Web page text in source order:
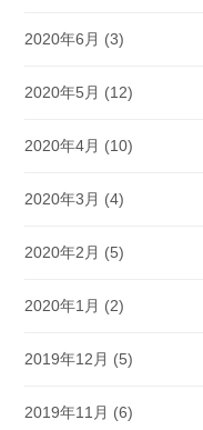
2020年6月 (3)
2020年5月 (12)
2020年4月 (10)
2020年3月 (4)
2020年2月 (5)
2020年1月 (2)
2019年12月 (5)
2019年11月 (6)